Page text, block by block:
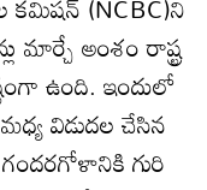
మార్చే అంశం రాష్ట్ర
ఉంది. ఇందులో
విడుదల చేసిన
గందరగోళానికి గురి